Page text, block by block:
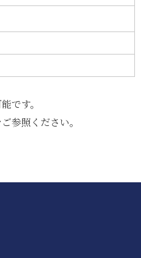
です。
参照ください。